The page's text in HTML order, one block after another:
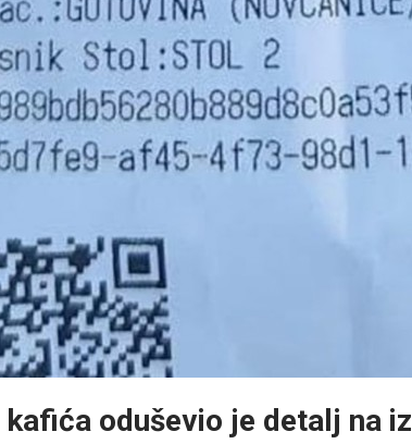
kafića oduševio je detalj na